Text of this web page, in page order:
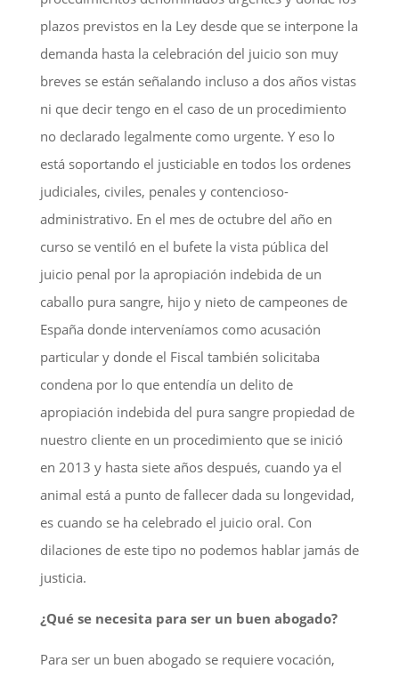
plazos previstos en la Ley desde que se interpone la
demanda hasta la celebración del juicio son muy
breves se están señalando incluso a dos años vistas
ni que decir tengo en el caso de un procedimiento
no declarado legalmente como urgente. Y eso lo
está soportando el justiciable en todos los ordenes
judiciales, civiles, penales y contencioso-
administrativo. En el mes de octubre del año en
curso se ventiló en el bufete la vista pública del
juicio penal por la apropiación indebida de un
caballo pura sangre, hijo y nieto de campeones de
España donde interveníamos como acusación
particular y donde el Fiscal también solicitaba
condena por lo que entendía un delito de
apropiación indebida del pura sangre propiedad de
nuestro cliente en un procedimiento que se inició
en 2013 y hasta siete años después, cuando ya el
animal está a punto de fallecer dada su longevidad,
es cuando se ha celebrado el juicio oral. Con
dilaciones de este tipo no podemos hablar jamás de
justicia.
¿Qué se necesita para ser un buen abogado?
Para ser un buen abogado se requiere vocación,